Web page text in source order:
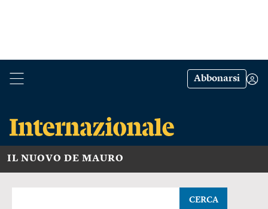
Abbonarsi
IL NUOVO DE MAURO
CERCA